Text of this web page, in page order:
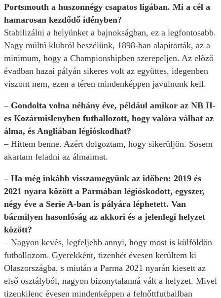
Portsmouth a huszonnégy csapatos ligában. Mi a cél a
hamarosan kezdődő idényben?
Stabilizálni a helyünket a bajnokságban, ez a legfontosabb.
Nagy múltú klubról beszélünk, 1898-ban alapították, az a
minimum, hogy a Championshipben szerepeljen. Az előző
évadban hazai pályán sikeres volt az együttes, idegenben
viszont nem, ezen a téren mindenképpen javulnunk kell.
– Gondolta volna néhány éve, például amikor az NB II-
es Kozármislenyben futballozott, hogy valóra válhat az
álma, és Angliában légióskodhat?
– Hittem benne. Azért dolgoztam, hogy sikerüljön. Sosem
akartam feladni az álmaimat.
– Ha még inkább visszamegyünk az időben: 2019 és
2021 nyara között a Parmában légióskodott, egyszer,
négy éve a Serie A-ban is pályára léphetett. Van
bármilyen hasonlóság az akkori és a jelenlegi helyzet
között?
– Nagyon kevés, legfeljebb annyi, hogy most is külföldön
futballozom. Gyerekként, tizenhét évesen kerültem ki
Olaszországba, s miután a Parma 2021 nyarán kiesett az
első osztályból, nagyon bizonytalanná vált a helyzet. Mivel
tizenkilenc évesen mindenképpen a felnőttfutballban